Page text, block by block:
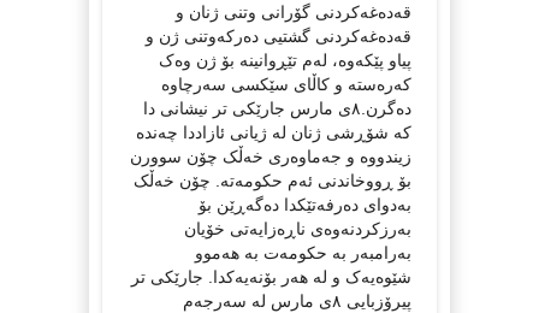
قەدەغەکردنی گۆرانی وتنی ژنان و
قەدەغەکردنی گشتیی دەرکەوتنی ژن و
پیاو پێکەوە، لەم تێڕوانینە بۆ ژن وەک
کەرەستە و کاڵای سێکسی سەرچاوە
دەگرن.٨ی مارس جارێکی تر نیشانی دا
کە شۆڕشی ژنان لە ژیانی ئازاددا چەندە
زیندووە و جەماوەری خەڵک چۆن سوورن
بۆ ڕووخاندنی ئەم حکومەتە. چۆن خەڵک
بەدوای دەرفەتێکدا دەگەڕێن بۆ
بەرزکردنەوەی ناڕەزایەتی خۆیان
بەرامبەر بە حکومەت بە هەموو
شێوەیەک و لە هەر بۆنەیەکدا. جارێکی تر
پیرۆزبایی ٨ی مارس لە سەرجەم